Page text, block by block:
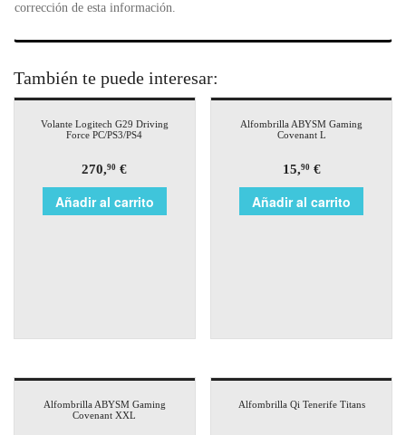
corrección de esta información.
También te puede interesar:
Volante Logitech G29 Driving
Force PC/PS3/PS4
270,90 €
Añadir al carrito
Alfombrilla ABYSM Gaming
Covenant L
15,90€
Añadir al carrito
Alfombrilla ABYSM Gaming
Covenant XXL
Alfombrilla Qi Tenerife Titans